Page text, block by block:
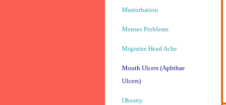
Masturbation
Menses Problems
Migraine Head Ache
Mouth Ulcers (Aphthae
Ulcers)
Obesity